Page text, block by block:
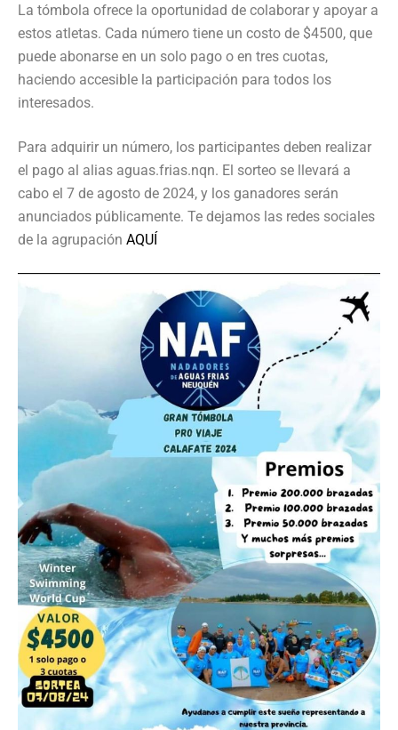
La tómbola ofrece la oportunidad de colaborar y apoyar a
estos atletas. Cada número tiene un costo de $4500, que
puede abonarse en un solo pago o en tres cuotas,
haciendo accesible la participación para todos los
interesados.
Para adquirir un número, los participantes deben realizar
el pago al alias aguas.frias.nqn. El sorteo se llevará a
cabo el 7 de agosto de 2024, y los ganadores serán
anunciados públicamente. Te dejamos las redes sociales
de la agrupación AQUÍ